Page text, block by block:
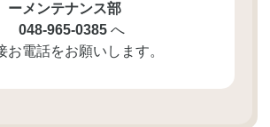
ーメンテナンス部
048-965-0385 へ
お電話をお願いします。